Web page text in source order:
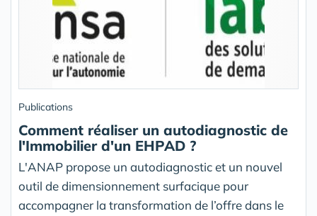
Publications
Comment réaliser un autodiagnostic de
l'Immobilier d'un EHPAD ?
L'ANAP propose un autodiagnostic et un nouvel
outil de dimensionnement surfacique pour
accompagner la transformation de l’offre dans le